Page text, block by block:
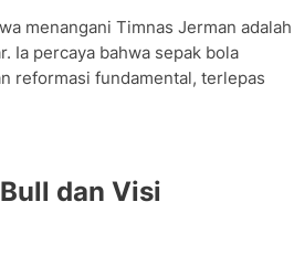
menangani Timnas Jerman adalah
Ia percaya bahwa sepak bola
reformasi fundamental, terlepas
dan Visi